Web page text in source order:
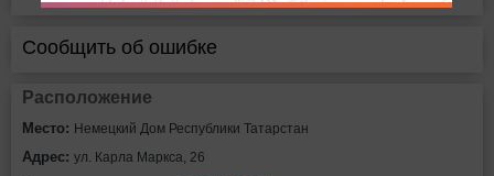
Сообщить об ошибке
Расположение
Место: Немецкий Дом Республики Татарстан
Адрес: ул. Карла Маркса, 26